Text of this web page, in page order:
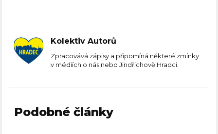
Kolektiv Autorů
Zpracovává zápisy a připomíná některé zmínky
v médiích o nás nebo Jindřichově Hradci.
Podobné články